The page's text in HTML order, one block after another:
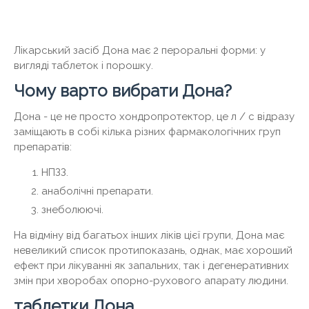
Лікарський засіб Дона має 2 пероральні форми: у
вигляді таблеток і порошку.
Чому варто вибрати Дона?
Дона - це не просто хондропротектор, це л / с відразу
заміщають в собі кілька різних фармакологічних груп
препаратів:
НПЗЗ.
анаболічні препарати.
знеболюючі.
На відміну від багатьох інших ліків цієї групи, Дона має
невеликий список протипоказань, однак, має хороший
ефект при лікуванні як запальних, так і дегенеративних
змін при хворобах опорно-рухового апарату людини.